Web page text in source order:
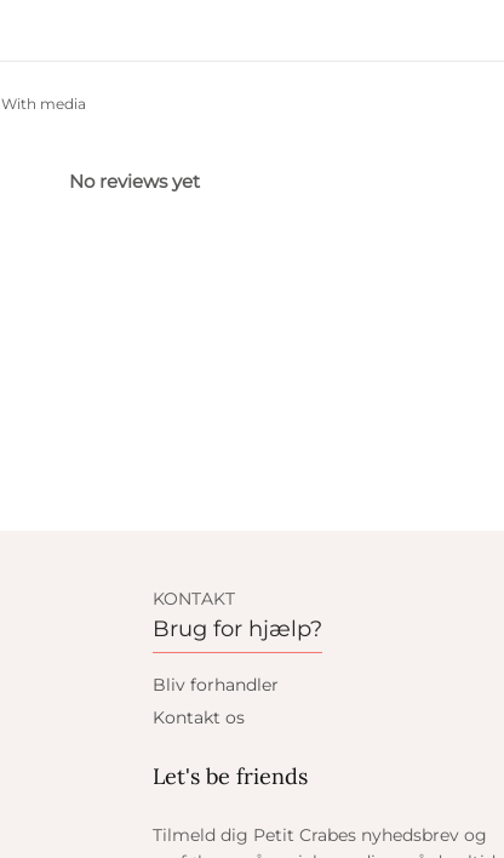
With media
No reviews yet
KONTAKT
Brug for hjælp?
Bliv forhandler
Kontakt os
Let's be friends
Tilmeld dig Petit Crabes nyhedsbrev og